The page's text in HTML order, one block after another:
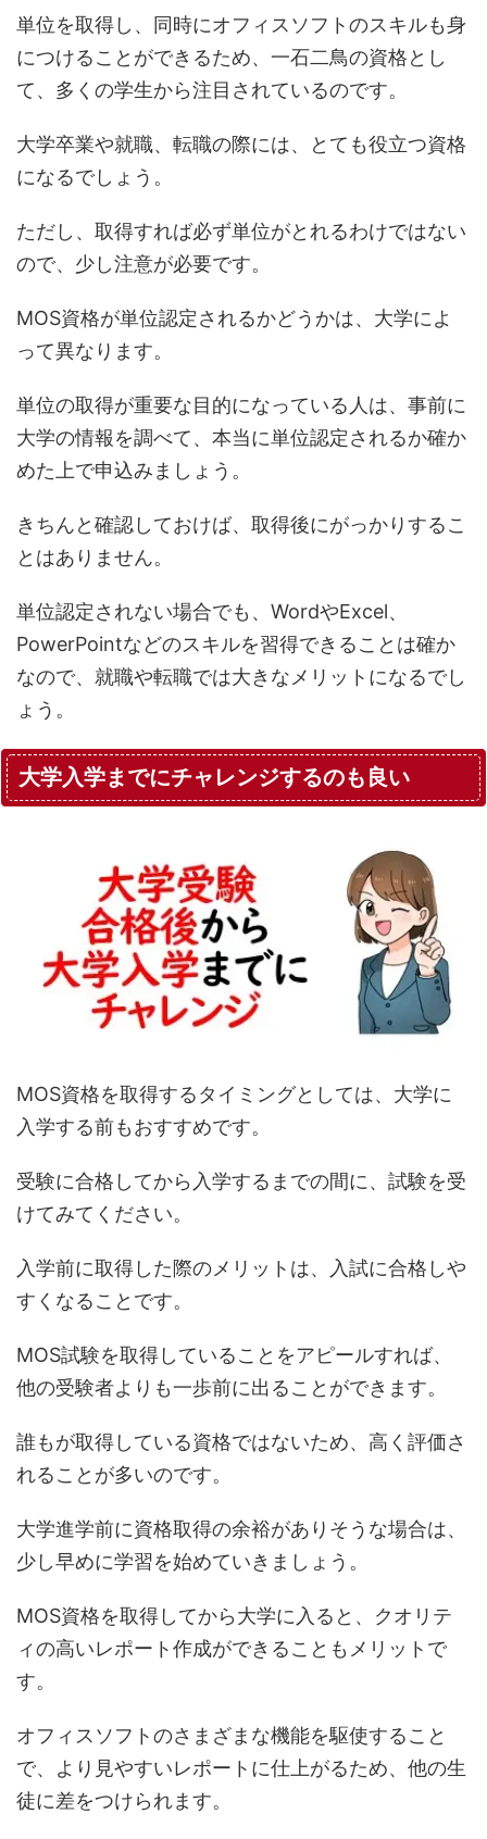
単位を取得し、同時にオフィスソフトのスキルも身
につけることができるため、一石二鳥の資格とし
て、多くの学生から注目されているのです。
大学卒業や就職、転職の際には、とても役立つ資格
になるでしょう。
ただし、取得すれば必ず単位がとれるわけではない
ので、少し注意が必要です。
MOS資格が単位認定されるかどうかは、大学によ
って異なります。
単位の取得が重要な目的になっている人は、事前に
大学の情報を調べて、本当に単位認定されるか確か
めた上で申込みましょう。
きちんと確認しておけば、取得後にがっかりするこ
とはありません。
単位認定されない場合でも、WordやExcel、
PowerPointなどのスキルを習得できることは確か
なので、就職や転職では大きなメリットになるでし
ょう。
大学入学までにチャレンジするのも良い
MOS資格を取得するタイミングとしては、大学に
入学する前もおすすめです。
受験に合格してから入学するまでの間に、試験を受
けてみてください。
入学前に取得した際のメリットは、入試に合格しや
すくなることです。
MOS試験を取得していることをアピールすれば、
他の受験者よりも一歩前に出ることができます。
誰もが取得している資格ではないため、高く評価さ
れることが多いのです。
大学進学前に資格取得の余裕がありそうな場合は、
少し早めに学習を始めていきましょう。
MOS資格を取得してから大学に入ると、クオリテ
ィの高いレポート作成ができることもメリットで
す。
オフィスソフトのさまざまな機能を駆使すること
で、より見やすいレポートに仕上がるため、他の生
徒に差をつけられます。